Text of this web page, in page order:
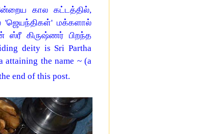
கால கட்டத்தில்,
'ஜெயந்திகள்'மக்களால்
ஸ்ரீ கிருஷ்ணர் பிறந்த
deity is Sri Partha
the name ~ (a
end of this post.